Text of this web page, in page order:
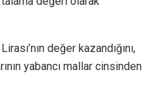
değer kazandığını,
yabancı mallar cinsinden